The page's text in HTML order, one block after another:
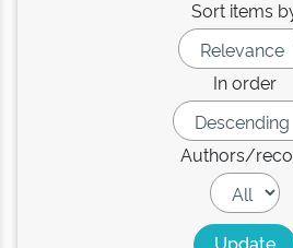
Sort items
In order
Authors/